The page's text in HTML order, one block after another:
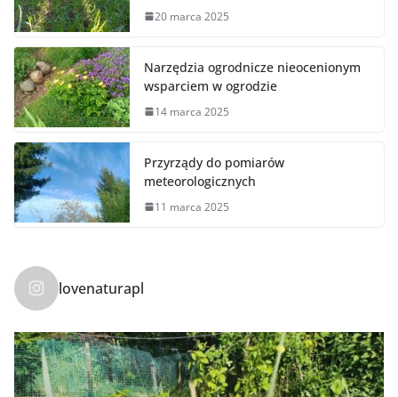
20 marca 2025
Narzędzia ogrodnicze nieocenionym
wsparciem w ogrodzie
14 marca 2025
Przyrządy do pomiarów
meteorologicznych
11 marca 2025
lovenaturapl